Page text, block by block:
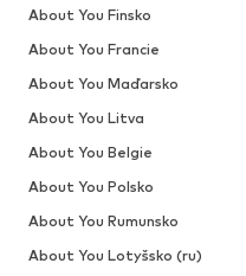
About You Finsko
About You Francie
About You Maďarsko
About You Litva
About You Belgie
About You Polsko
About You Rumunsko
About You Lotyšsko (ru)